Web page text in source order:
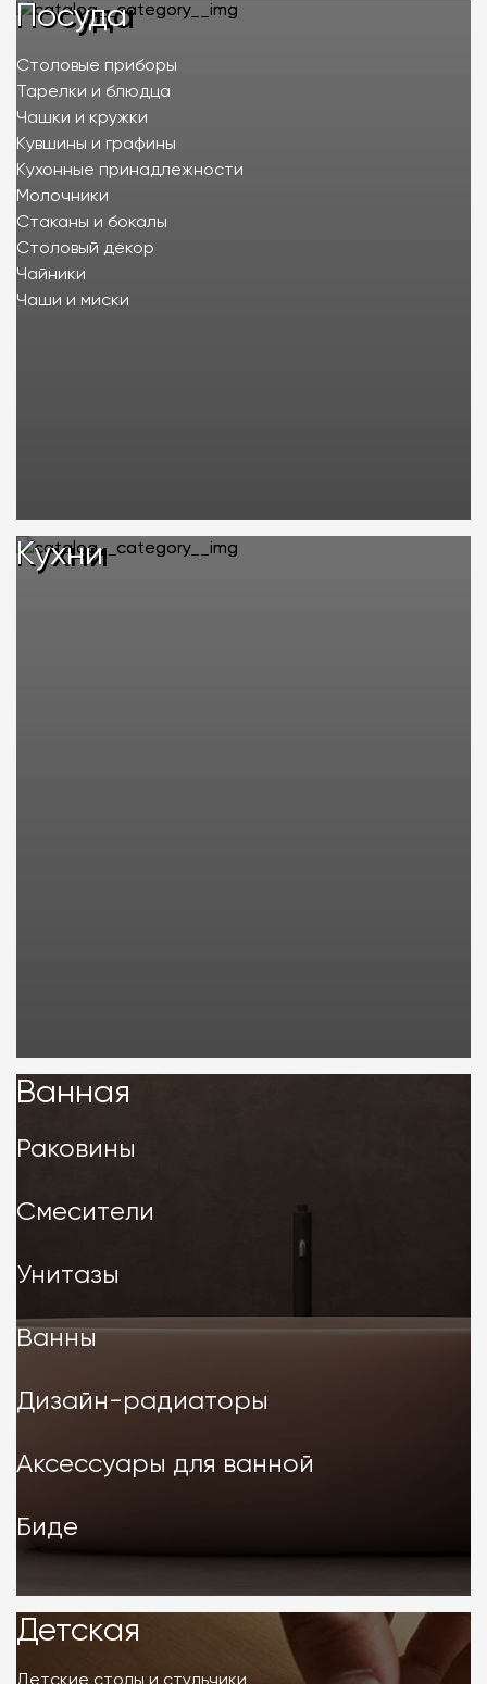
Посуда
Посуда
Столовые приборы
Тарелки и блюдца
Чашки и кружки
Кувшины и графины
Кухонные принадлежности
Молочники
Стаканы и бокалы
Столовый декор
Чайники
Чаши и миски
Кухни
Кухни
Ванная
Ванная
Раковины
Смесители
Унитазы
Ванны
Дизайн-радиаторы
Аксессуары для ванной
Биде
Детская
Детская